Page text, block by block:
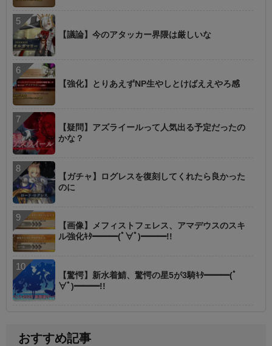
【議論】今のアタッカー界隈は厳しいな
【強化】とりあえずNP生やしとけばええやろ感
【疑問】アズライールって人気出る予定だったの
かな？
【ガチャ】ログレスを復刻してくれたら良かった
のに
【画像】メフィストフェレス、アマデウスのスキ
ル強化ｷﾀ━━━(ﾟ∀ﾟ)━━━!!
【驚愕】新水着鯖、驚愕の星5が3騎ｷﾀ━━━(ﾟ
∀ﾟ)━━━!!
おすすめ記事